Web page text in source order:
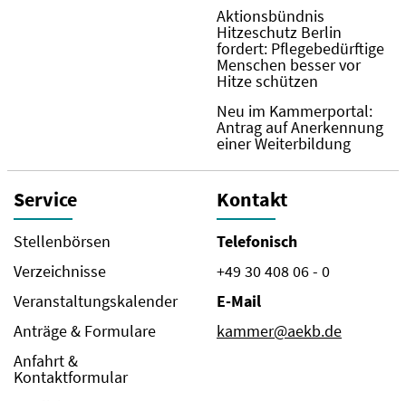
Aktionsbündnis
Hitzeschutz Berlin
fordert: Pflegebedürftige
Menschen besser vor
Hitze schützen
Neu im Kammerportal:
Antrag auf Anerkennung
einer Weiterbildung
Service
Stellenbörsen
Verzeichnisse
Veranstaltungskalender
Anträge & Formulare
Anfahrt &
Kontaktformular
Kontakt
Telefonisch
+49 30 408 06 - 0
E-Mail
kammer@aekb.de